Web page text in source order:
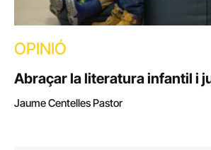
OPINIÓ
Abraçar la literatura infantil i
Jaume Centelles Pastor